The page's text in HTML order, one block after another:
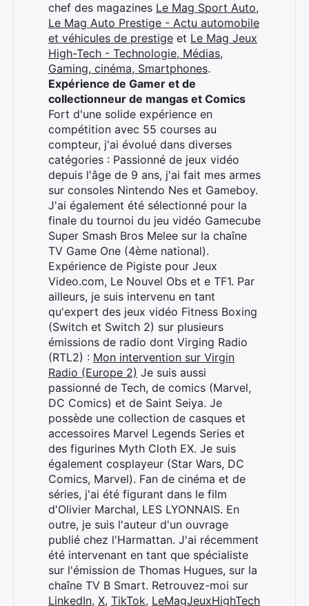
chef des magazines Le Mag Sport Auto,
Le Mag Auto Prestige - Actu automobile
et véhicules de prestige et Le Mag Jeux
High-Tech - Technologie, Médias,
Gaming, cinéma, Smartphones.
Expérience de Gamer et de
collectionneur de mangas et Comics
Fort d'une solide expérience en
compétition avec 55 courses au
compteur, j'ai évolué dans diverses
catégories : Passionné de jeux vidéo
depuis l'âge de 9 ans, j'ai fait mes armes
sur consoles Nintendo Nes et Gameboy.
J'ai également été sélectionné pour la
finale du tournoi du jeu vidéo Gamecube
Super Smash Bros Melee sur la chaîne
TV Game One (4ème national).
Expérience de Pigiste pour Jeux
Video.com, Le Nouvel Obs et e TF1. Par
ailleurs, je suis intervenu en tant
qu'expert des jeux vidéo Fitness Boxing
(Switch et Switch 2) sur plusieurs
émissions de radio dont Virging Radio
(RTL2) : Mon intervention sur Virgin
Radio (Europe 2) Je suis aussi
passionné de Tech, de comics (Marvel,
DC Comics) et de Saint Seiya. Je
possède une collection de casques et
accessoires Marvel Legends Series et
des figurines Myth Cloth EX. Je suis
également cosplayeur (Star Wars, DC
Comics, Marvel). Fan de cinéma et de
séries, j'ai été figurant dans le film
d'Olivier Marchal, LES LYONNAIS. En
outre, je suis l'auteur d'un ouvrage
publié chez l'Harmattan. J'ai récemment
été intervenant en tant que spécialiste
sur l'émission de Thomas Hugues, sur la
chaîne TV B Smart. Retrouvez-moi sur
LinkedIn, X, TikTok, LeMagJeuxHighTech